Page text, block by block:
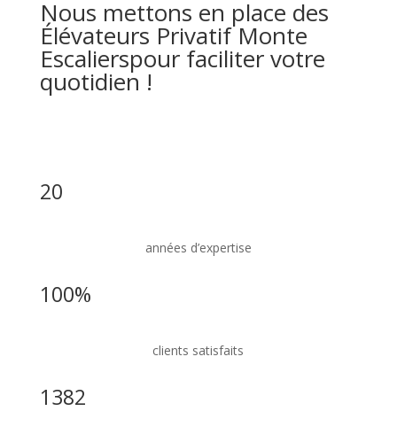
Nous mettons en place des
Élévateurs Privatif Monte
Escalierspour faciliter votre
quotidien !
20
années d’expertise
100%
clients satisfaits
1382